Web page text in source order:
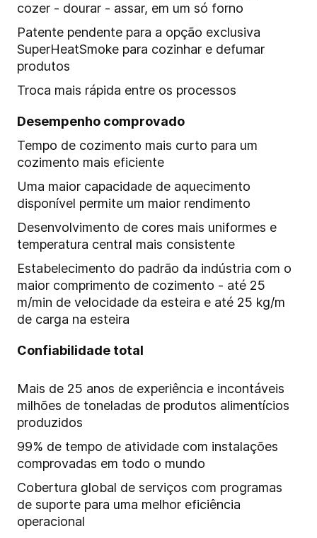
cozer - dourar - assar, em um só forno
Patente pendente para a opção exclusiva
SuperHeatSmoke para cozinhar e defumar
produtos
Troca mais rápida entre os processos
Desempenho comprovado
Tempo de cozimento mais curto para um
cozimento mais eficiente
Uma maior capacidade de aquecimento
disponível permite um maior rendimento
Desenvolvimento de cores mais uniformes e
temperatura central mais consistente
Estabelecimento do padrão da indústria com o
maior comprimento de cozimento - até 25
m/min de velocidade da esteira e até 25 kg/m
de carga na esteira
Confiabilidade total
Mais de 25 anos de experiência e incontáveis
milhões de toneladas de produtos alimentícios
produzidos
99% de tempo de atividade com instalações
comprovadas em todo o mundo
Cobertura global de serviços com programas
de suporte para uma melhor eficiência
operacional